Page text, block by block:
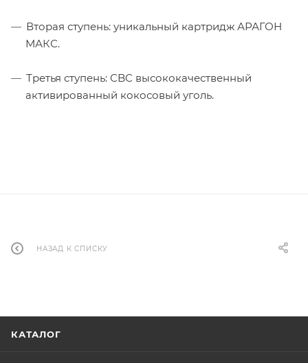
Вторая ступень: уникальный картридж АРАГОН
МАКС.
Третья ступень: CBC высококачественный
активированный кокосовый уголь.
НАЗАД К СПИСКУ
КАТАЛОГ